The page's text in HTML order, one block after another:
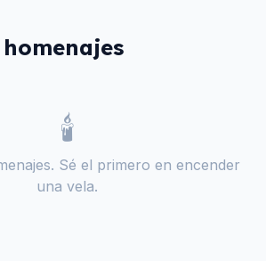
🕯️
Sé el primero en encender
una vela.